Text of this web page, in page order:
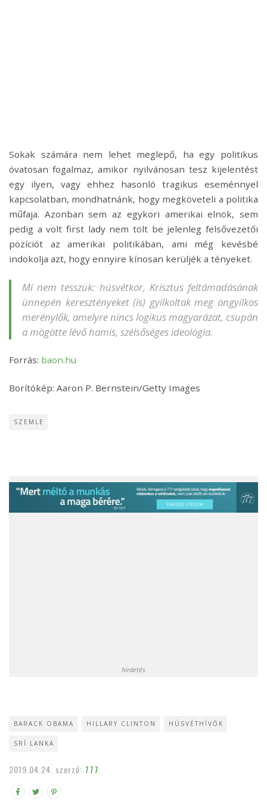
Sokak számára nem lehet meglepő, ha egy politikus
óvatosan fogalmaz, amikor nyilvánosan tesz kijelentést
egy ilyen, vagy ehhez hasonló tragikus eseménnyel
kapcsolatban, mondhatnánk, hogy megköveteli a politika
műfaja. Azonban sem az egykori amerikai elnök, sem
pedig a volt first lady nem tölt be jelenleg felsővezetői
pozíciót az amerikai politikában, ami még kevésbé
indokolja azt, hogy ennyire kínosan kerüljék a tényeket.
Mi nem tesszük: húsvétkor, Krisztus feltámadásának
ünnepén keresztényeket (is) gyilkoltak meg öngyilkos
merénylők, amelyre nincs logikus magyarázat, csupán
a mögötte lévő hamis, szélsőséges ideológia.
Forrás: baon.hu
Borítókép: Aaron P. Bernstein/Getty Images
SZEMLE
hirdetés
BARACK OBAMA HILLARY CLINTON HÚSVÉTHÍVŐK
SRÍ LANKA
2019.04.24. szerző: 777